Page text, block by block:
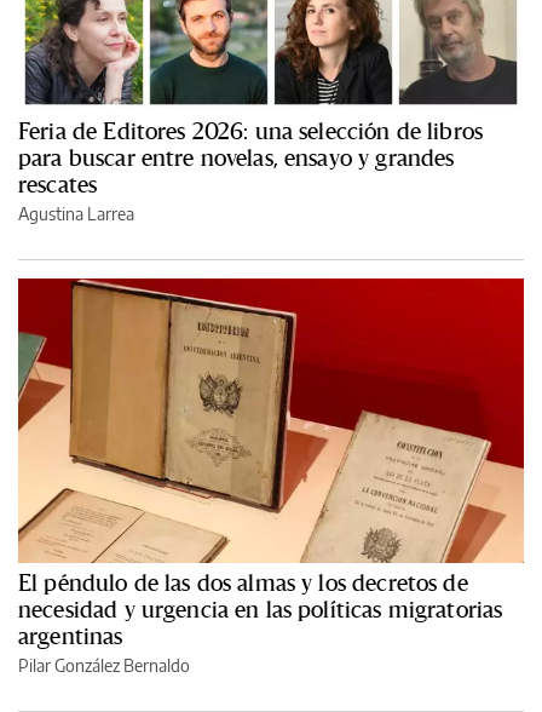
Feria de Editores 2026: una selección de libros
para buscar entre novelas, ensayo y grandes
rescates
Agustina Larrea
El péndulo de las dos almas y los decretos de
necesidad y urgencia en las políticas migratorias
argentinas
Pilar González Bernaldo